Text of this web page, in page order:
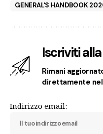
GENERAL'S HANDBOOK
Iscriviti
Rimani
direttamente
Indirizzo email: